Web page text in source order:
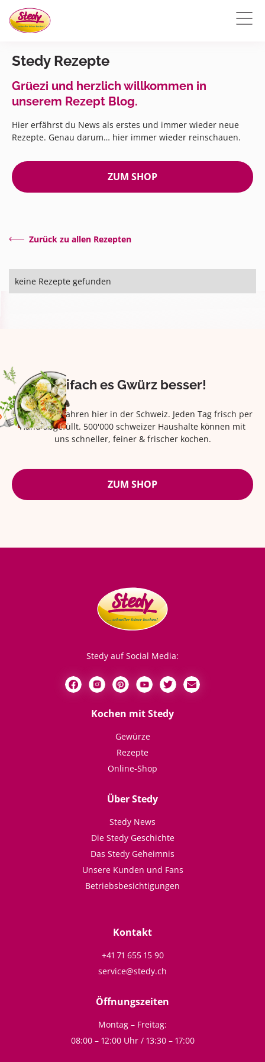
Stedy Rezepte
Grüezi und herzlich willkommen in
unserem Rezept Blog.
Hier erfährst du News als erstes und immer wieder neue
Rezepte. Genau darum… hier immer wieder reinschauen.
ZUM SHOP
Zurück zu allen Rezepten
keine Rezepte gefunden
Eifach es Gwürz besser!
Seit über 42 Jahren hier in der Schweiz. Jeden Tag frisch per
Hand abgefüllt. 500'000 schweizer Haushalte können mit
uns schneller, feiner & frischer kochen.
ZUM SHOP
Stedy auf Social Media:
Kochen mit Stedy
Gewürze
Rezepte
Online-Shop
Über Stedy
Stedy News
Die Stedy Geschichte
Das Stedy Geheimnis
Unsere Kunden und Fans
Betriebsbesichtigungen
Kontakt
+41 71 655 15 90
service@stedy.ch
Öffnungszeiten
Montag – Freitag:
08:00 – 12:00 Uhr / 13:30 – 17:00